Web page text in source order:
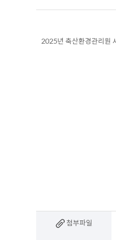
2025년 축산환경관리원
첨부파일